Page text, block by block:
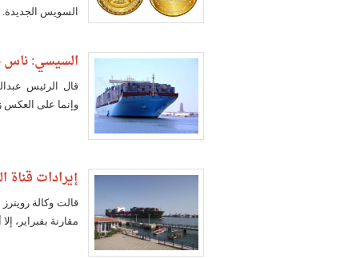
السويس الجديدة.
السيسي: ناس
قال الرئيس
وإنما على العكس
إيرادات
مقارنة بفبراير، إلا